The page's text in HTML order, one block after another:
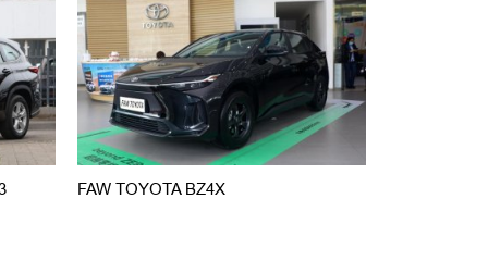
FAW TOYOTA BZ4X